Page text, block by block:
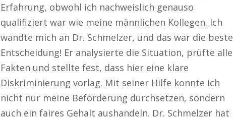
Erfahrung, obwohl ich nachweislich genauso
qualifiziert war wie meine männlichen Kollegen. Ich
wandte mich an Dr. Schmelzer, und das war die beste
Entscheidung! Er analysierte die Situation, prüfte alle
Fakten und stellte fest, dass hier eine klare
Diskriminierung vorlag. Mit seiner Hilfe konnte ich
nicht nur meine Beförderung durchsetzen, sondern
auch ein faires Gehalt aushandeln. Dr. Schmelzer hat